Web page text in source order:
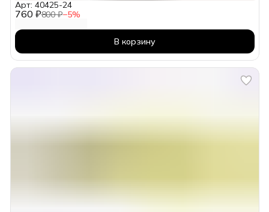
760 ₽800 ₽−5%
Арт: 40425-24
В корзину